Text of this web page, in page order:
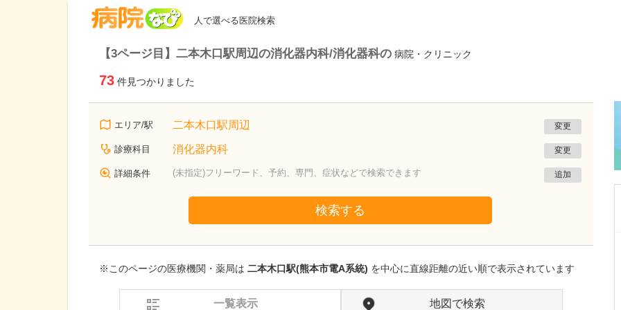
人で選べる医院検索
【3ページ目】二本木口駅周辺の消化器内科/消化器科の 病院・クリニック
73 件見つかりました
エリア/駅 二本木口駅周辺 変更
診療科目 消化器内科 変更
詳細条件 (未指定)フリーワード、予約、専門、症状などで検索できます 追加
検索する
※このページの医療機関・薬局は 二本木口駅(熊本市電A系統) を中心に直線距離の近い順で表示されています
一覧表示 地図で検索
新潟県新潟市西区
五十川内科医院
日々の診療で心がけていることはありますか?